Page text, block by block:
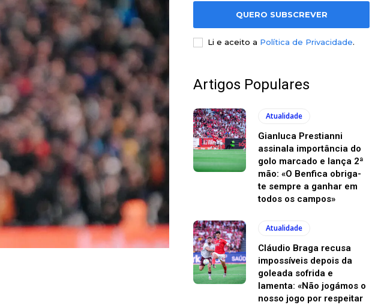
QUERO SUBSCREVER
Li e aceito a Política de Privacidade.
Artigos Populares
Atualidade
Gianluca Prestianni
assinala importância do
golo marcado e lança 2ª
mão: «O Benfica obriga-
te sempre a ganhar em
todos os campos»
Atualidade
Cláudio Braga recusa
impossíveis depois da
goleada sofrida e
lamenta: «Não jogámos o
nosso jogo por respeitar